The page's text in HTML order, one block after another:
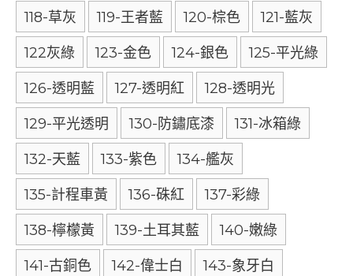
118-草灰 119-王者藍 120-棕色 121-藍灰
122灰綠 123-金色 124-銀色 125-平光綠
126-透明藍 127-透明紅 128-透明光
129-平光透明 130-防鏽底漆 131-冰箱綠
132-天藍 133-紫色 134-艦灰
135-計程車黃 136-硃紅 137-彩綠
138-檸檬黃 139-土耳其藍 140-嫩綠
141-古銅色 142-偉士白 143-象牙白